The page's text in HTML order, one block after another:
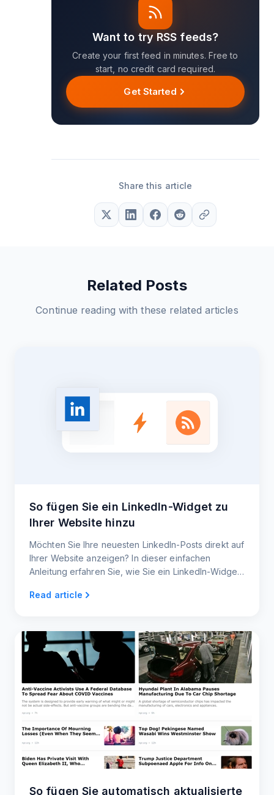
Want to try RSS feeds?
Create your first feed in minutes. Free to
start, no credit card required.
Get Started
Share this article
Related Posts
Continue reading with these related articles
So fügen Sie ein LinkedIn-Widget zu
Ihrer Website hinzu
Möchten Sie Ihre neuesten LinkedIn-Posts direkt auf
Ihrer Website anzeigen? In dieser einfachen
Anleitung erfahren Sie, wie Sie ein LinkedIn-Widget
hält und Ihre Besucher anspricht.
Read article
So fügen Sie automatisch aktualisierte